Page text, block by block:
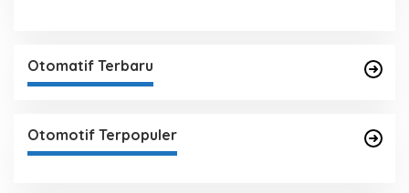
Otomatif Terbaru
Otomotif Terpopuler